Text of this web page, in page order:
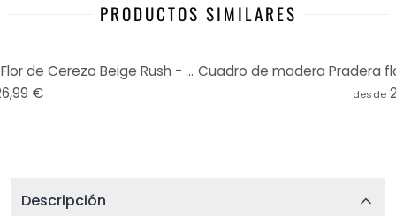
PRODUCTOS SIMILARES
Cuadro de madera Grullas en Flor de Cerezo Beige Rush - Decoración Floral - Redondo
€
desde
Descripción